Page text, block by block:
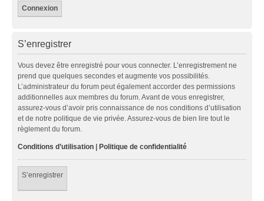
S’enregistrer
Vous devez être enregistré pour vous connecter. L’enregistrement ne
prend que quelques secondes et augmente vos possibilités.
L’administrateur du forum peut également accorder des permissions
additionnelles aux membres du forum. Avant de vous enregistrer,
assurez-vous d’avoir pris connaissance de nos conditions d’utilisation
et de notre politique de vie privée. Assurez-vous de bien lire tout le
règlement du forum.
Conditions d’utilisation | Politique de confidentialité
S’enregistrer